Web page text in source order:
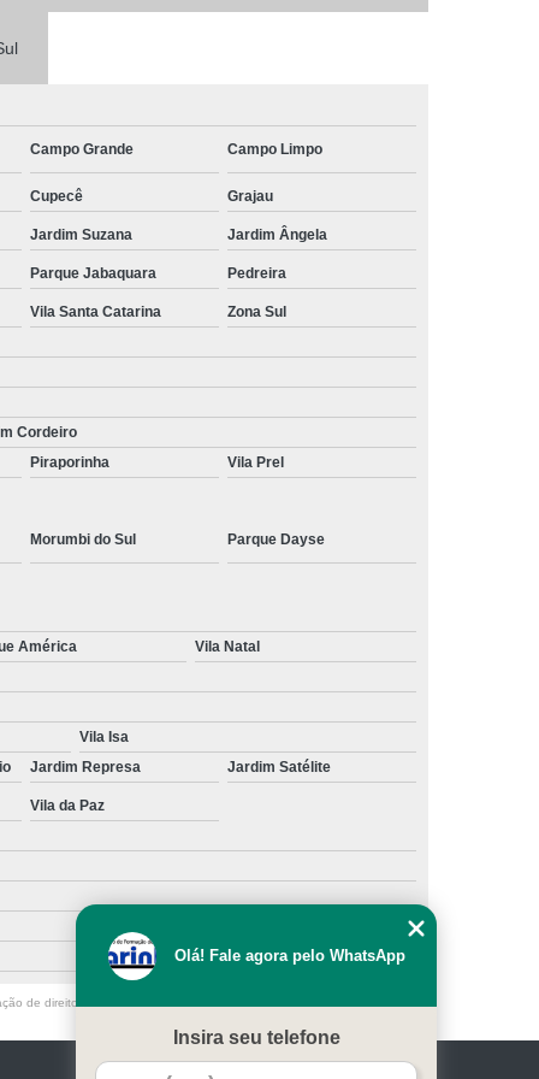
Campo Grande Campo Limpo
Cupecê Grajau
Jardim Suzana Jardim Ângela
Parque Jabaquara Pedreira
Vila Santa Catarina
Zona Sul
Cordeiro
Piraporinha Vila Prel
Morumbi do Sul Parque Dayse
América
Vila Natal
Vila Isa
Jardim Represa Jardim Satélite
Vila da Paz
de direito autoral – artigo 184 do Código Penal –
Olá! Fale agora pelo WhatsApp
Insira seu telefone